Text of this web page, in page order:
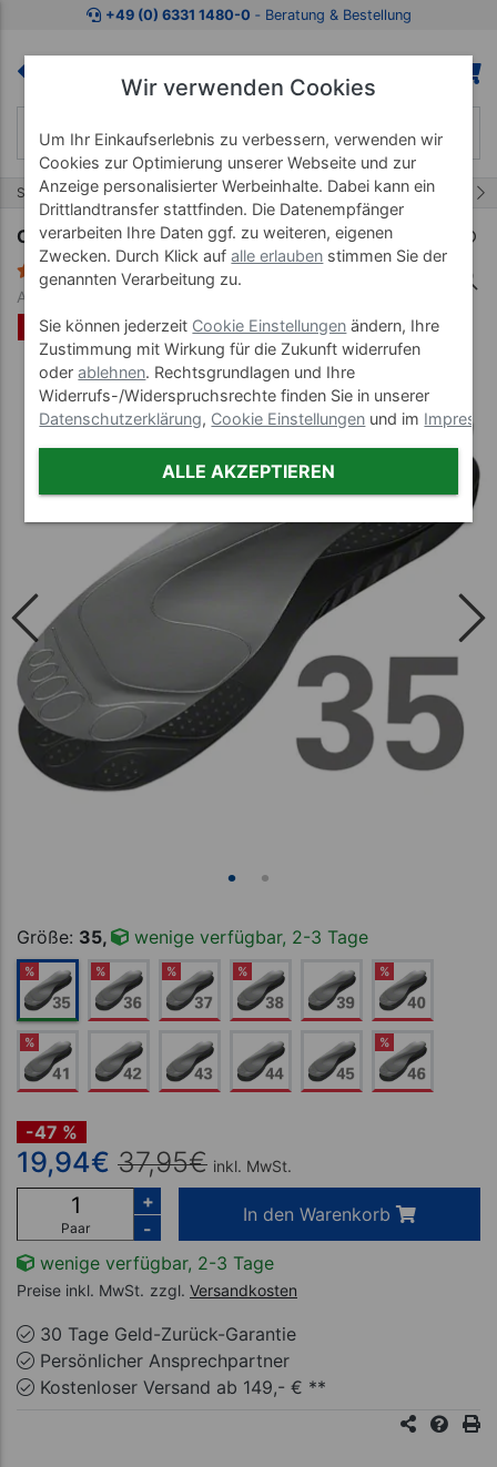
Zum Kaufbereich springen Zur Produktbeschreibung
+49 (0) 6331 1480-0 ‐ Beratung & Bestellung
Start Wellnessprodukte Einlegesohlen
OrtoMalli Einlegesohlen
18 Bewertungen
Art-Nr. 22840-35
%
Größe: 35, wenige verfügbar, 2-3 Tage
% % % % %
% %
-47 %
19,94€ 37,95€ inkl. MwSt.
Paar
+
-
In den Warenkorb
wenige verfügbar, 2-3 Tage
Preise inkl. MwSt. zzgl. Versandkosten
30 Tage Geld-Zurück-Garantie
Persönlicher Ansprechpartner
Kostenloser Versand ab 149,- € **
Wir verwenden Cookies
Um Ihr Einkaufserlebnis zu verbessern, verwenden wir
Cookies zur Optimierung unserer Webseite und zur
Anzeige personalisierter Werbeinhalte. Dabei kann ein
Drittlandtransfer stattfinden. Die Datenempfänger
verarbeiten Ihre Daten ggf. zu weiteren, eigenen
Zwecken. Durch Klick aufalle erlauben stimmen Sie der
genannten Verarbeitung zu.
Sie können jederzeit Cookie Einstellungen ändern, Ihre
Zustimmung mit Wirkung für die Zukunft widerrufen
oderablehnen. Rechtsgrundlagen und Ihre
Widerrufs-/Widerspruchsrechte finden Sie in unserer
Datenschutzerklärung, Cookie Einstellungen und im
ALLE AKZEPTIEREN